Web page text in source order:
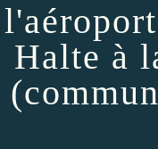
Halte à